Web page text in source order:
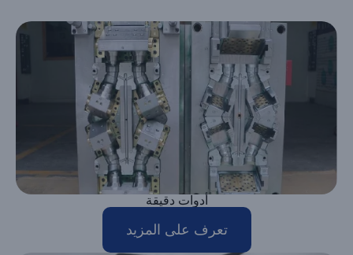
أدوات دقيقة
تعرف على المزيد